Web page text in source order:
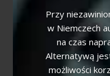
Przy
w Niemczech
na czas
Alternatywą
możliwości